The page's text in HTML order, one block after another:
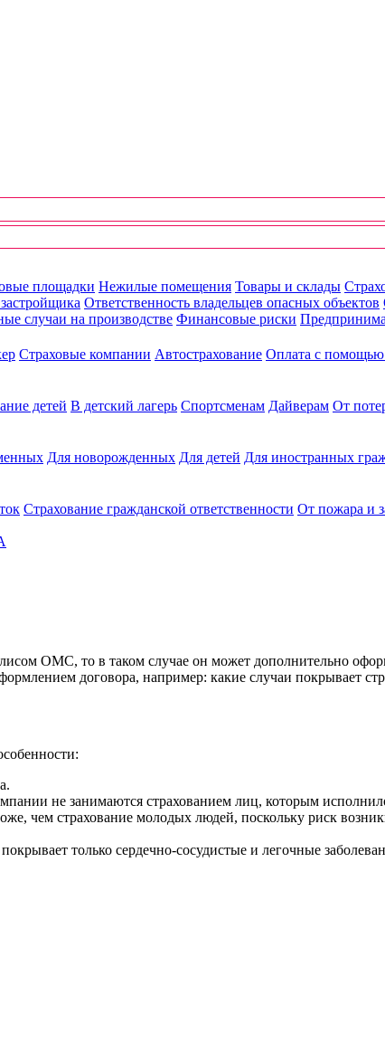
площадки Нежилые помещения Товары и склады
Ответственность владельцев опасных объектов
случаи на производстве Финансовые риски
Страховые компании Автострахование Оплата с
детей В детский лагерь Спортсменам Дайверам От
Для новорожденных Для детей Для иностранных
Страхование гражданской ответственности От пожара и
ОМС, то в таком случае он может дополнительно
договора, например: какие случаи покрывает
не занимаются страхованием лиц, которым
чем страхование молодых людей, поскольку риск
только сердечно-сосудистые и легочные